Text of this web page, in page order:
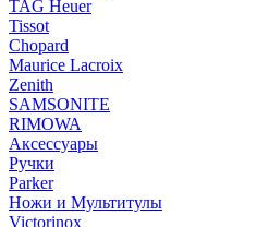
TAG Heuer
Tissot
Chopard
Maurice Lacroix
Zenith
SAMSONITE
RIMOWA
Аксессуары
Ручки
Parker
Ножи и Мультитулы
Victorinox